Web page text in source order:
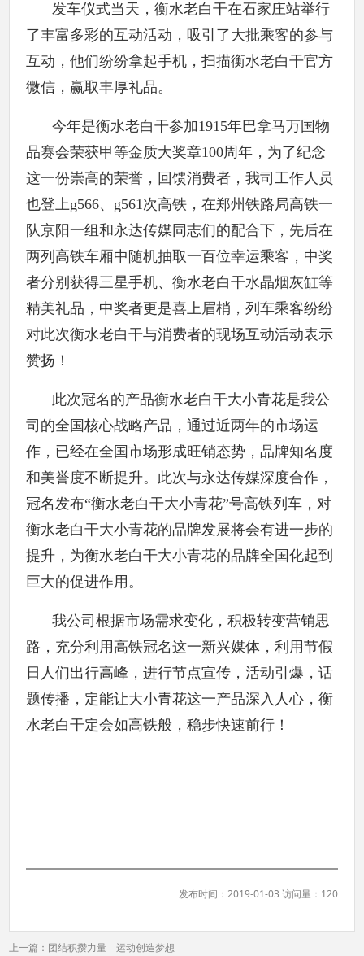
发车仪式当天，衡水老白干在石家庄站举行
了丰富多彩的互动活动，吸引了大批乘客的参与
互动，他们纷纷拿起手机，扫描衡水老白干官方
微信，赢取丰厚礼品。
今年是衡水老白干参加1915年巴拿马万国物
品赛会荣获甲等金质大奖章100周年，为了纪念
这一份崇高的荣誉，回馈消费者，我司工作人员
也登上g566、g561次高铁，在郑州铁路局高铁一
队京阳一组和永达传媒同志们的配合下，先后在
两列高铁车厢中随机抽取一百位幸运乘客，中奖
者分别获得三星手机、衡水老白干水晶烟灰缸等
精美礼品，中奖者更是喜上眉梢，列车乘客纷纷
对此次衡水老白干与消费者的现场互动活动表示
赞扬！
此次冠名的产品衡水老白干大小青花是我公
司的全国核心战略产品，通过近两年的市场运
作，已经在全国市场形成旺销态势，品牌知名度
和美誉度不断提升。此次与永达传媒深度合作，
冠名发布“衡水老白干大小青花”号高铁列车，对
衡水老白干大小青花的品牌发展将会有进一步的
提升，为衡水老白干大小青花的品牌全国化起到
巨大的促进作用。
我公司根据市场需求变化，积极转变营销思
路，充分利用高铁冠名这一新兴媒体，利用节假
日人们出行高峰，进行节点宣传，活动引爆，话
题传播，定能让大小青花这一产品深入人心，衡
水老白干定会如高铁般，稳步快速前行！
发布时间：2019-01-03 访问量：120
上一篇： 团结积攒力量 运动创造梦想